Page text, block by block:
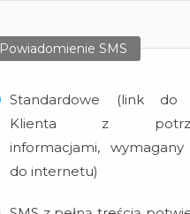
Powiadomienie SMS
Standardowe (link do
Klienta z
informacjami,
do internetu)